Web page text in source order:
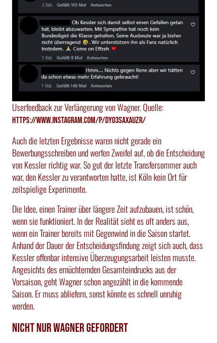
Userfeedback zur Verlängerung von Wagner. Quelle:
https://www.instagram.com/p/DYo3SaXAUzr/
Auch die letzten Ergebnisse waren nicht gerade ein
Bewerbungsschreiben und werfen Zweifel auf, ob die Entscheidung
von Kessler richtig war. So gut der letzte Transfersommer auch
war, den Kessler zu verantworten hatte, ist Köln kein Ort für
zeitspielige Experimente.
Die Idee, einen Trainer über längere Zeit aufzubauen, ist schön,
wenn sie funktioniert. In der Realität sieht es oft anders aus,
wenn ein Trainer bereits mit Gegenwind in die Saison startet.
Anhand der Dauer der Entscheidungsfindung zeigt sich auch, dass
Kessler offenbar intensive Überzeugungsarbeit leisten musste.
Angesichts des ernüchternden Gesamteindrucks aus der
Vorsaison, geht Wagner schon angezählt in die kommende
Saison. Er muss abliefern, sonst könnte es schnell unruhig
werden.
Nicht nur Wagner gefordert